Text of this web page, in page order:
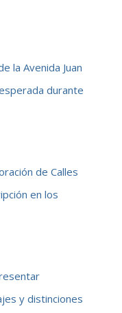
la Avenida Juan
durante
de Calles
en los
y distinciones